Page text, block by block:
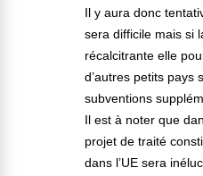
Il y aura donc
sera difficile mais si
récalcitrante elle
d’autres petits pays
subventions
Il est à noter que
projet de traité
dans l’UE sera